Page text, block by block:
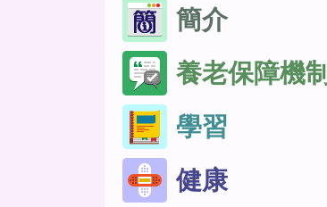
內
容
簡介
養老保障機制
學習
健康